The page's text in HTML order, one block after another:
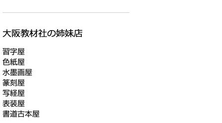
習字屋
色紙屋
水墨画屋
篆刻屋
写経屋
表装屋
書道古本屋